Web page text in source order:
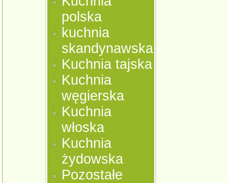
polska
kuchnia
skandynawska
Kuchnia tajska
Kuchnia
węgierska
Kuchnia
włoska
Kuchnia
żydowska
Pozostałe